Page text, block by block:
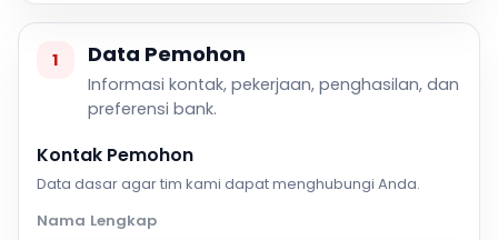
1 Data Pemohon
Informasi kontak, pekerjaan, penghasilan, dan
preferensi bank.
Kontak Pemohon
Data dasar agar tim kami dapat menghubungi Anda.
Nama Lengkap